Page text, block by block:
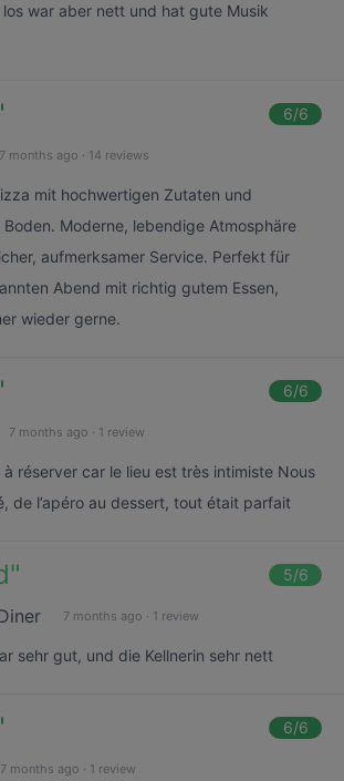
los war aber nett und hat gute Musik
6/6
7 months ago · 14 reviews
mit hochwertigen Zutaten und
Moderne, lebendige Atmosphäre
aufmerksamer Service. Perfekt für
Abend mit richtig gutem Essen,
wieder gerne.
6/6
7 months ago · 1 review
à réserver car le lieu est très intimiste Nous
de l’apéro au dessert, tout était parfait
" 5/6
7 months ago · 1 review
sehr gut, und die Kellnerin sehr nett
6/6
7 months ago · 1 review